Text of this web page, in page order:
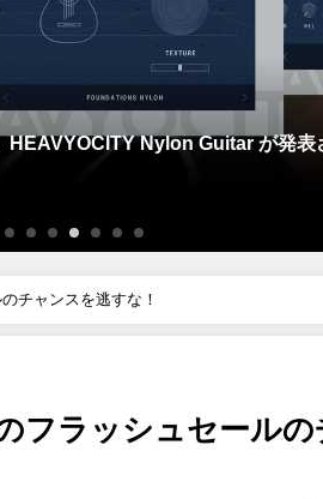
をiLokへの変更方法と注意点！
チャンスを逃すな！
フラッシュセールの